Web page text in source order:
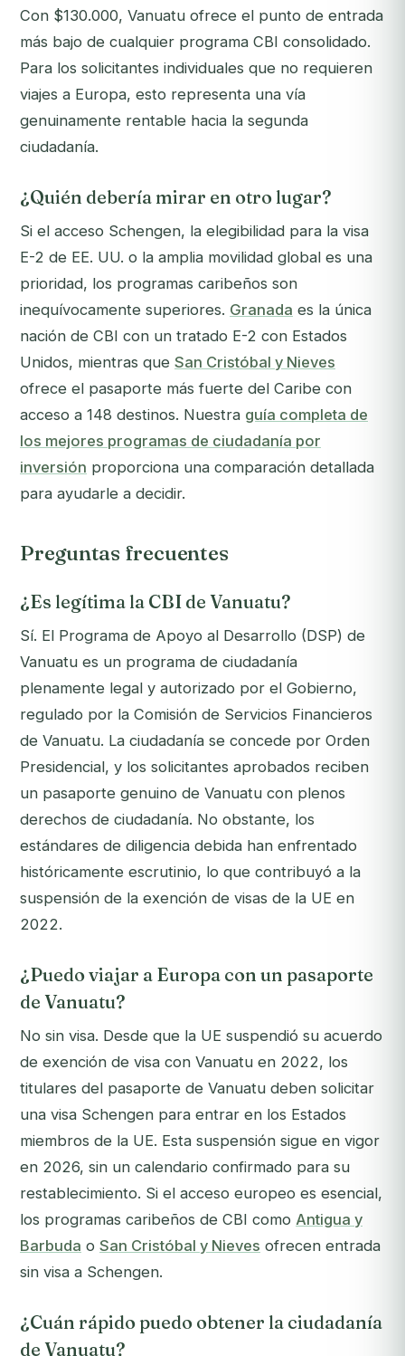
Con $130.000, Vanuatu ofrece el punto de entrada
más bajo de cualquier programa CBI consolidado.
Para los solicitantes individuales que no requieren
viajes a Europa, esto representa una vía
genuinamente rentable hacia la segunda
ciudadanía.
¿Quién debería mirar en otro lugar?
Si el acceso Schengen, la elegibilidad para la visa
E-2 de EE. UU. o la amplia movilidad global es una
prioridad, los programas caribeños son
inequívocamente superiores. Granada es la única
nación de CBI con un tratado E-2 con Estados
Unidos, mientras que San Cristóbal y Nieves
ofrece el pasaporte más fuerte del Caribe con
acceso a 148 destinos. Nuestra guía completa de
los mejores programas de ciudadanía por
inversión proporciona una comparación detallada
para ayudarle a decidir.
Preguntas frecuentes
¿Es legítima la CBI de Vanuatu?
Sí. El Programa de Apoyo al Desarrollo (DSP) de
Vanuatu es un programa de ciudadanía
plenamente legal y autorizado por el Gobierno,
regulado por la Comisión de Servicios Financieros
de Vanuatu. La ciudadanía se concede por Orden
Presidencial, y los solicitantes aprobados reciben
un pasaporte genuino de Vanuatu con plenos
derechos de ciudadanía. No obstante, los
estándares de diligencia debida han enfrentado
históricamente escrutinio, lo que contribuyó a la
suspensión de la exención de visas de la UE en
2022.
¿Puedo viajar a Europa con un pasaporte
de Vanuatu?
No sin visa. Desde que la UE suspendió su acuerdo
de exención de visa con Vanuatu en 2022, los
titulares del pasaporte de Vanuatu deben solicitar
una visa Schengen para entrar en los Estados
miembros de la UE. Esta suspensión sigue en vigor
en 2026, sin un calendario confirmado para su
restablecimiento. Si el acceso europeo es esencial,
los programas caribeños de CBI como Antigua y
Barbuda o San Cristóbal y Nieves ofrecen entrada
sin visa a Schengen.
¿Cuán rápido puedo obtener la ciudadanía
de Vanuatu?